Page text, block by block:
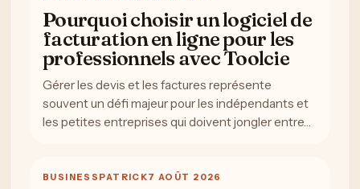
Pourquoi choisir un logiciel de
facturation en ligne pour les
professionnels avec Toolcie
Gérer les devis et les factures représente
souvent un défi majeur pour les indépendants et
les petites entreprises qui doivent jongler entre…
BUSINESS PATRICK7 AOÛT 2026